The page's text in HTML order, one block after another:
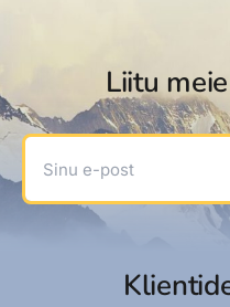
Liitu
Sinu e-post